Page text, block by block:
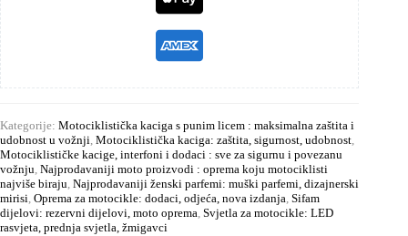
Kategorije: Motociklistička kaciga s punim licem : maksimalna zaštita i
udobnost u vožnji, Motociklistička kaciga: zaštita, sigurnost, udobnost,
Motociklističke kacige, interfoni i dodaci : sve za sigurnu i povezanu
vožnju, Najprodavaniji moto proizvodi : oprema koju motociklisti
najviše biraju, Najprodavaniji ženski parfemi: muški parfemi, dizajnerski
mirisi, Oprema za motocikle: dodaci, odjeća, nova izdanja, Sifam
dijelovi: rezervni dijelovi, moto oprema, Svjetla za motocikle: LED
rasvjeta, prednja svjetla, žmigavci